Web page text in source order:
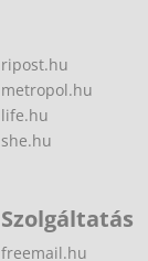
ripost.hu
metropol.hu
life.hu
she.hu
Szolgáltatás
freemail.hu